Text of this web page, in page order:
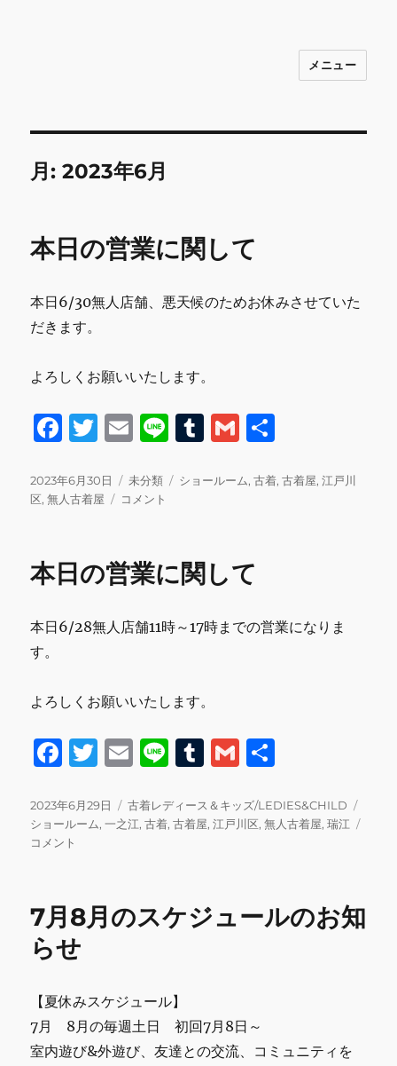
INNOCENCE ～日常に彩りを～ フ
物 etc販売 江戸川区瑞江
メニュー
月:2023年6月
本日の営業に関して
本日6/30無人店舗、悪天候のためお休みさせていた
だきます。
よろしくお願いいたします。
F
c
e
o
k
T
it
te
E
ai
l
Li
e
T
m
G
ai
投
稿
2023年6月30日
カ
テ
未分類
タ
ショールーム,古着,古着屋,江戸川
区,無人古着屋
本
業
し
コメント
本日の営業に関して
本日6/28無人店舗11時～17時までの営業になりま
す。
よろしくお願いいたします。
F
c
e
o
k
T
it
te
E
ai
l
Li
e
T
m
bl
G
ai
l
投
稿
日:
2023年6月29日
カ
テ
古着レディース＆キッズ/LEDIES&CHILD
ショールーム,一之江,古着,古着屋,江戸川区,無人古着屋,瑞江
コメント
7月8月のスケジュールのお知
らせ
【夏休みスケジュール】
7月 8月の毎週土日 初回7月8日～
室内遊び&外遊び、友達との交流、コミュニティを